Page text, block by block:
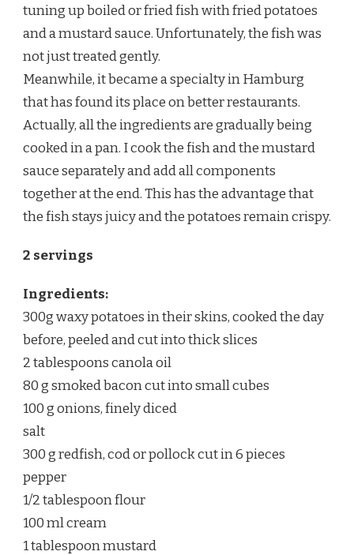
tuning up boiled or fried fish with fried potatoes
and a mustard sauce. Unfortunately, the fish was
not just treated gently.
Meanwhile, it became a specialty in Hamburg
that has found its place on better restaurants.
Actually, all the ingredients are gradually being
cooked in a pan. I cook the fish and the mustard
sauce separately and add all components
together at the end. This has the advantage that
the fish stays juicy and the potatoes remain crispy.
2 servings
Ingredients:
300g waxy potatoes in their skins, cooked the day
before, peeled and cut into thick slices
2 tablespoons canola oil
80 g smoked bacon cut into small cubes
100 g onions, finely diced
salt
300 g redfish, cod or pollock cut in 6 pieces
pepper
1/2 tablespoon flour
100 ml cream
1 tablespoon mustard